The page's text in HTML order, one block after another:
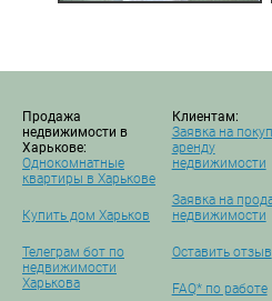
Продажа
недвижимости в
Харькове:
Однокомнатные
квартиры в Харькове
Купить дом Харьков
Телеграм бот по
недвижимости
Харькова
Клиентам:
Заявка на
аренду
недвижимости
Заявка на
недвижимости
Оставить отзыв
FAQ* по работе